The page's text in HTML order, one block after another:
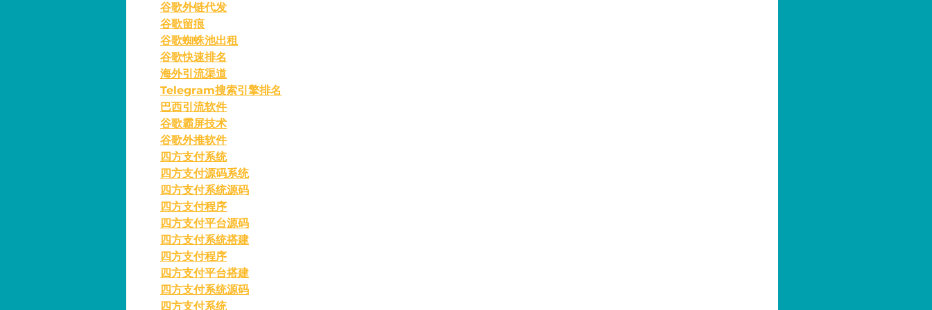
谷歌外链代发
谷歌留痕
谷歌蜘蛛池出租
谷歌快速排名
海外引流渠道
Telegram搜索引擎排名
巴西引流软件
谷歌霸屏技术
谷歌外推软件
四方支付系统
四方支付源码系统
四方支付系统源码
四方支付程序
四方支付平台源码
四方支付系统搭建
四方支付程序
四方支付平台搭建
四方支付系统源码
四方支付系统